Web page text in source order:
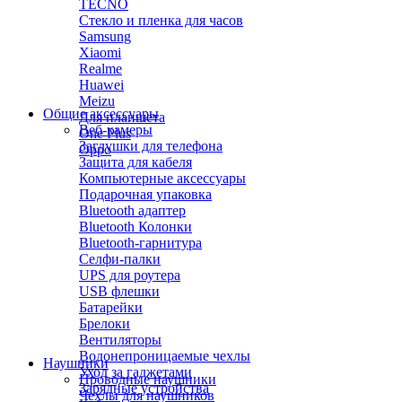
TECNO
Стекло и пленка для часов
Samsung
Xiaomi
Realme
Huawei
Meizu
Для планшета
One Plus
Oppo
Общие аксессуары
Веб-камеры
Заглушки для телефона
Защита для кабеля
Компьютерные аксессуары
Подарочная упаковка
Bluetooth адаптер
Bluetooth Колонки
Bluetooth-гарнитура
Селфи-палки
UPS для роутера
USB флешки
Батарейки
Брелоки
Вентиляторы
Водонепроницаемые чехлы
Уход за гаджетами
Зарядные устройства
Наушники
Проводные наушники
Чехлы для наушников